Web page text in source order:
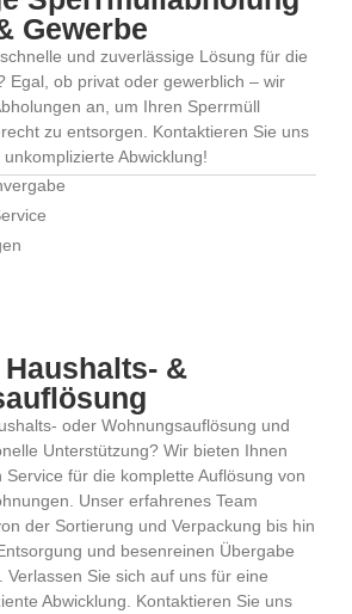
Gewerbe
und zuverlässige Lösung für die
Egal, ob privat oder gewerblich – wir
an, um Ihren Sperrmüll
zu entsorgen. Kontaktieren Sie uns
Abwicklung!
&
oder Wohnungsauflösung und
Unterstützung? Wir bieten Ihnen
für die komplette Auflösung von
Unser erfahrenes Team
der Sortierung und Verpackung bis hin
und besenreinen Übergabe
Verlassen Sie sich auf uns für eine
Abwicklung. Kontaktieren Sie uns